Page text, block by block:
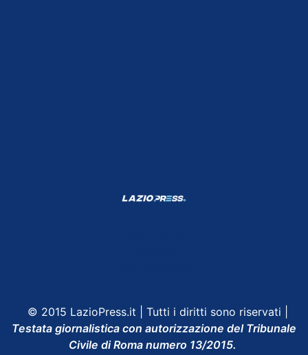
© 2015 LazioPress.it | Tutti i diritti sono riservati |
Testata giornalistica con autorizzazione del Tribunale
Civile di Roma numero 13/2015.